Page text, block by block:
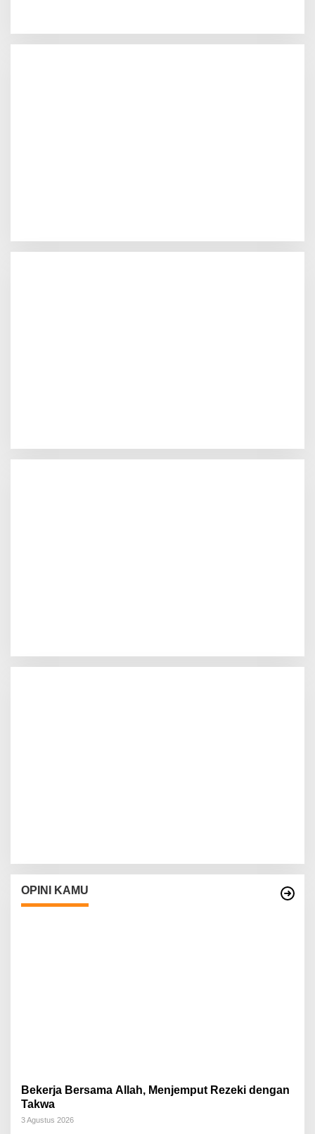
OPINI KAMU
Bekerja Bersama Allah, Menjemput Rezeki dengan
Takwa
3 Agustus 2026